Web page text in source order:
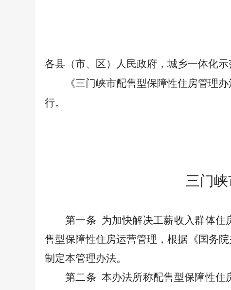
各县（市、区）人民政府，城乡一体化
《三门峡市配售型保障性住房管理
行。
三门
第一条 为加快解决工薪收入群体
售型保障性住房运营管理，根据《国务
制定本管理办法。
第二条 本办法所称配售型保障性住